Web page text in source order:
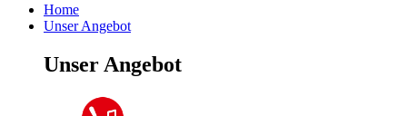
Home
Unser Angebot
Unser Angebot